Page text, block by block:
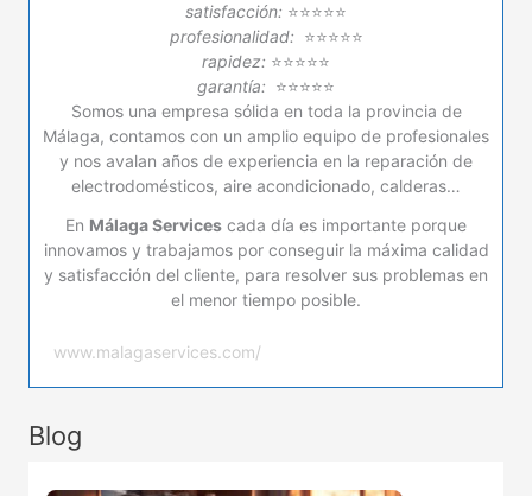
satisfacción: ⭐⭐⭐⭐⭐
profesionalidad: ⭐⭐⭐⭐⭐
rapidez: ⭐⭐⭐⭐⭐
garantía: ⭐⭐⭐⭐⭐
Somos una empresa sólida en toda la provincia de
Málaga, contamos con un amplio equipo de profesionales
y nos avalan años de experiencia en la reparación de
electrodomésticos, aire acondicionado, calderas…
En Málaga Services cada día es importante porque
innovamos y trabajamos por conseguir la máxima calidad
y satisfacción del cliente, para resolver sus problemas en
el menor tiempo posible.
www.malagaservices.com/
Blog